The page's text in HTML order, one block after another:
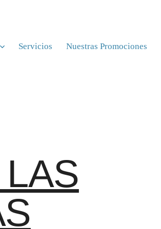
Servicios Nuestras Promociones